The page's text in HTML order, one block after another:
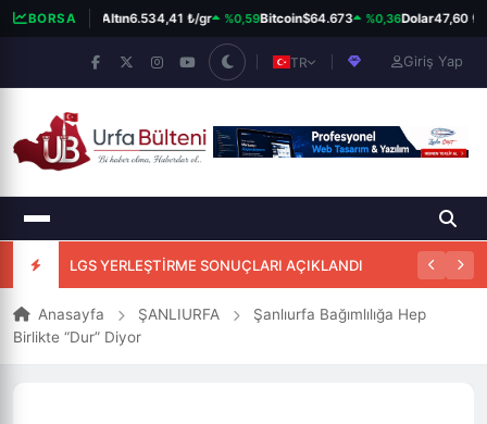
BORSA
%0,57 Altın6.534,41 ₺/gr %0,59Bitcoin$64.673 %0,36Dolar47,60 ₺
TR Giriş Yap
LGS YERLEŞTİRME SONUÇLARI AÇIKLANDI
Anasayfa ŞANLIURFA
Şanlıurfa Bağımlılığa Hep
Birlikte “Dur” Diyor